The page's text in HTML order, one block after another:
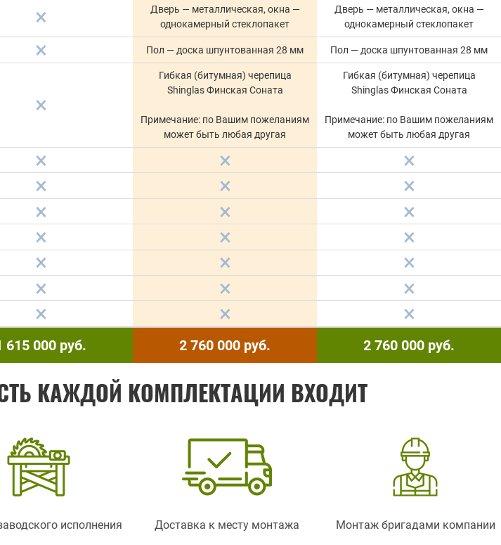
Дверь — металлическая, окна —
однокамерный стеклопакет
Дверь — металлическая, окна —
однокамерный стеклопакет
Пол — доска шпунтованная 28 мм Пол — доска шпунтованная 28 мм
Гибкая (битумная) черепица
Shinglas Финская Соната
Примечание: по Вашим пожеланиям
может быть любая другая
Гибкая (битумная) черепица
Shinglas Финская Соната
Примечание: по Вашим пожеланиям
может быть любая другая
615 000 руб. 2 760 000 руб. 2 760 000 руб.
КАЖДОЙ КОМПЛЕКТАЦИИ ВХОДИТ
исполнения Доставка к месту монтажа Монтаж бригадами компании